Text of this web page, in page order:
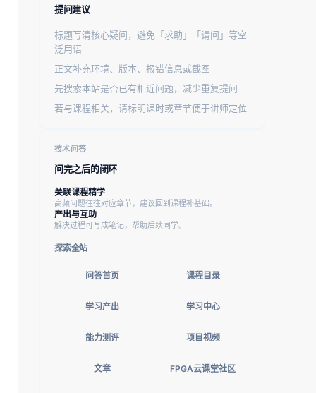
提问建议
标题写清核心疑问，避免「求助」「请问」等空
泛用语
正文补充环境、版本、报错信息或截图
先搜索本站是否已有相近问题，减少重复提问
若与课程相关，请标明课时或章节便于讲师定位
技术问答
问完之后的闭环
关联课程精学
高频问题往往对应章节，建议回到课程补基础。
产出与互助
解决过程可写成笔记，帮助后续同学。
探索全站
问答首页 课程目录
学习产出 学习中心
能力测评 项目视频
文章 FPGA云课堂社区